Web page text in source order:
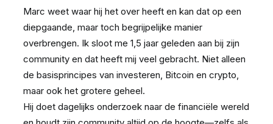
Marc weet waar hij het over heeft en kan dat op een
diepgaande, maar toch begrijpelijke manier
overbrengen. Ik sloot me 1,5 jaar geleden aan bij zijn
community en dat heeft mij veel gebracht. Niet alleen
de basisprincipes van investeren, Bitcoin en crypto,
maar ook het grotere geheel.
Hij doet dagelijks onderzoek naar de financiële wereld